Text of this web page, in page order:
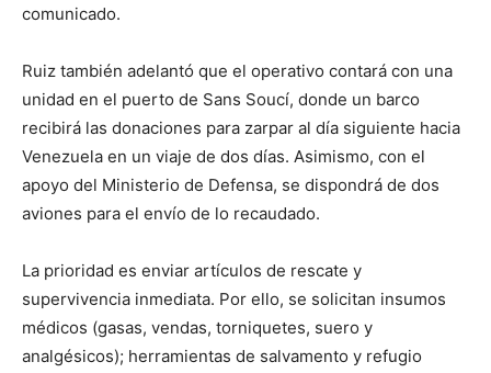
comunicado.
Ruiz también adelantó que el operativo contará con una
unidad en el puerto de Sans Soucí, donde un barco
recibirá las donaciones para zarpar al día siguiente hacia
Venezuela en un viaje de dos días. Asimismo, con el
apoyo del Ministerio de Defensa, se dispondrá de dos
aviones para el envío de lo recaudado.
La prioridad es enviar artículos de rescate y
supervivencia inmediata. Por ello, se solicitan insumos
médicos (gasas, vendas, torniquetes, suero y
analgésicos); herramientas de salvamento y refugio